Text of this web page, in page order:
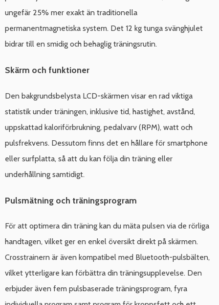
ungefär 25% mer exakt än traditionella
permanentmagnetiska system. Det 12 kg tunga svänghjulet
bidrar till en smidig och behaglig träningsrutin.
Skärm och funktioner
Den bakgrundsbelysta LCD-skärmen visar en rad viktiga
statistik under träningen, inklusive tid, hastighet, avstånd,
uppskattad kaloriförbrukning, pedalvarv (RPM), watt och
pulsfrekvens. Dessutom finns det en hållare för smartphone
eller surfplatta, så att du kan följa din träning eller
underhållning samtidigt.
Pulsmätning och träningsprogram
För att optimera din träning kan du mäta pulsen via de rörliga
handtagen, vilket ger en enkel översikt direkt på skärmen.
Crosstrainern är även kompatibel med Bluetooth-pulsbälten,
vilket ytterligare kan förbättra din träningsupplevelse. Den
erbjuder även fem pulsbaserade träningsprogram, fyra